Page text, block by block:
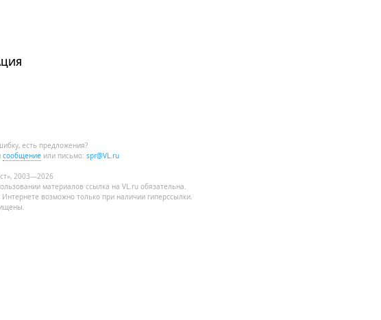
есть предложения?
сообщение или письмо: spr@VL.ru
2003—2026
материалов ссылка на VL.ru обязательна.
возможно только при наличии гиперссылки.